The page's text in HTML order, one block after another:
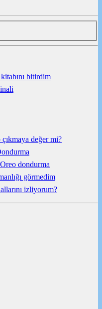
bitirdim
çıkmaya değer mi?
dondurma
görmedim
izliyorum?